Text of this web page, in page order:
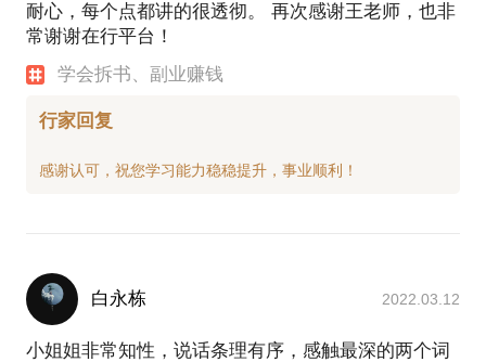
耐心，每个点都讲的很透彻。 再次感谢王老师，也非
常谢谢在行平台！
学会拆书、副业赚钱
行家回复
白永栋 2022.03.12
小姐姐非常知性，说话条理有序，感触最深的两个词